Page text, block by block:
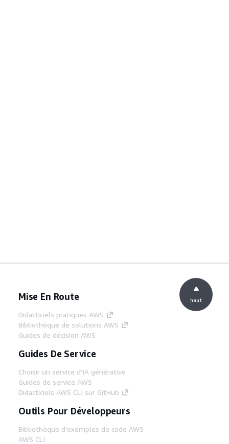
Mise En Route
Didacticiels pratiques AWS
Bibliothèque de solutions AWS
Guides de décision AWS
Guides De Service
Choisir un service d'IA générative
Guides de service AWS
Didacticiels AWS CLI sur GitHub
Outils Pour Développeurs
Bibliothèque d'exemples de code AWS
AWS CLI
haut